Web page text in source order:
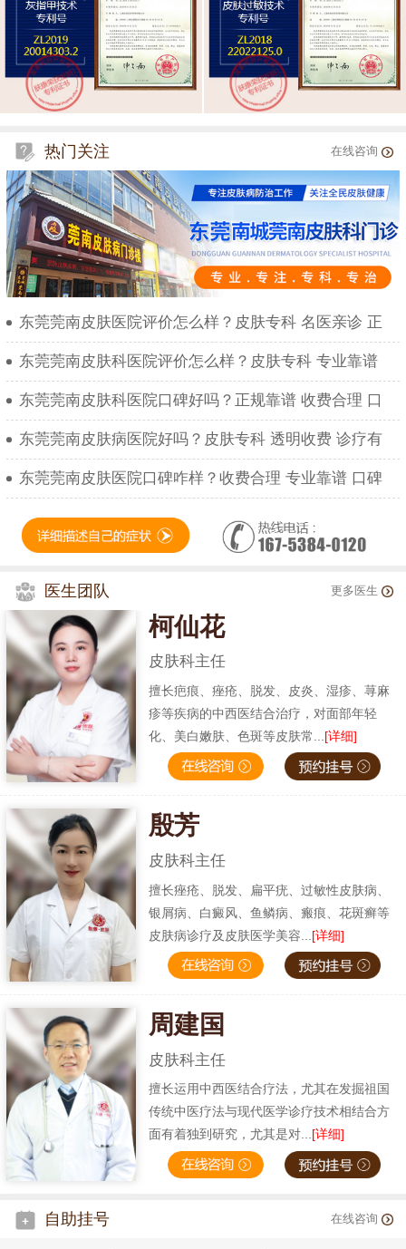
热门关注 在线咨询
东莞莞南皮肤医院评价怎么样？皮肤专科 名医亲诊 正
东莞莞南皮肤科医院评价怎么样？皮肤专科 专业靠谱
东莞莞南皮肤科医院口碑好吗？正规靠谱 收费合理 口
东莞莞南皮肤病医院好吗？皮肤专科 透明收费 诊疗有
东莞莞南皮肤医院口碑咋样？收费合理 专业靠谱 口碑
医生团队 更多医生
柯仙花
皮肤科主任
擅长疤痕、痤疮、脱发、皮炎、湿疹、荨麻
疹等疾病的中西医结合治疗，对面部年轻
化、美白嫩肤、色斑等皮肤常... [详细]
殷芳
皮肤科主任
擅长痤疮、脱发、扁平疣、过敏性皮肤病、
银屑病、白癜风、鱼鳞病、瘢痕、花斑癣等
皮肤病诊疗及皮肤医学美容... [详细]
周建国
皮肤科主任
擅长运用中西医结合疗法，尤其在发掘祖国
传统中医疗法与现代医学诊疗技术相结合方
面有着独到研究，尤其是对...[详细]
自助挂号 在线咨询